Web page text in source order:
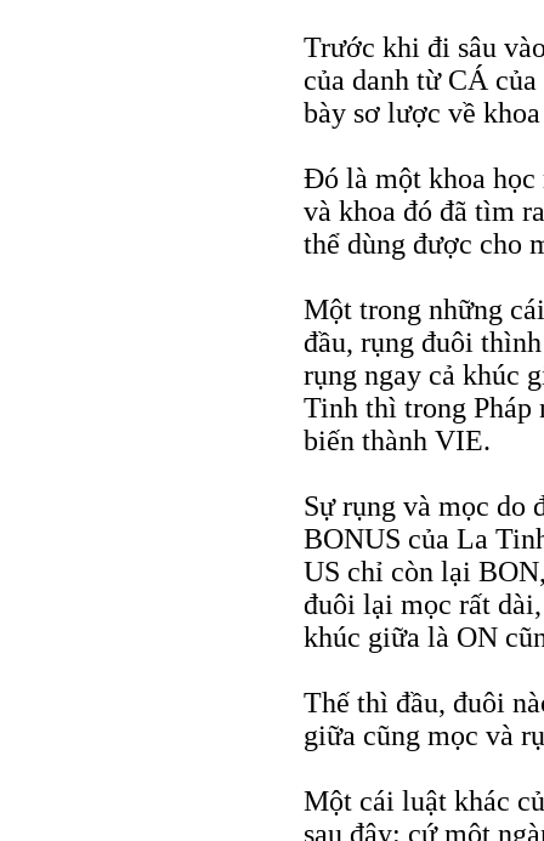
Trước khi đi sâu
của danh từ CÁ
bày sơ lược về
Đó là một khoa học
và khoa đó đã tìm
thể dùng được cho
Một trong những
đầu, rụng đuôi
rụng ngay cả khúc
Tinh thì trong
biến thành VIE.
Sự rụng và mọc do
BONUS của La
US chỉ còn lại
đuôi lại mọc rất
khúc giữa là ON
Thế thì đầu, đuôi
giữa cũng mọc và
Một cái luật khác
sau đây: cứ một